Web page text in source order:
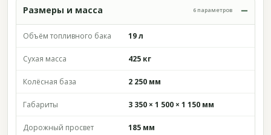
Размеры и масса 6 параметров
Объём топливного бака 19 л
Сухая масса 425 кг
Колёсная база 2 250 мм
Габариты 3 350 × 1 500 × 1 150 мм
Дорожный просвет 185 мм